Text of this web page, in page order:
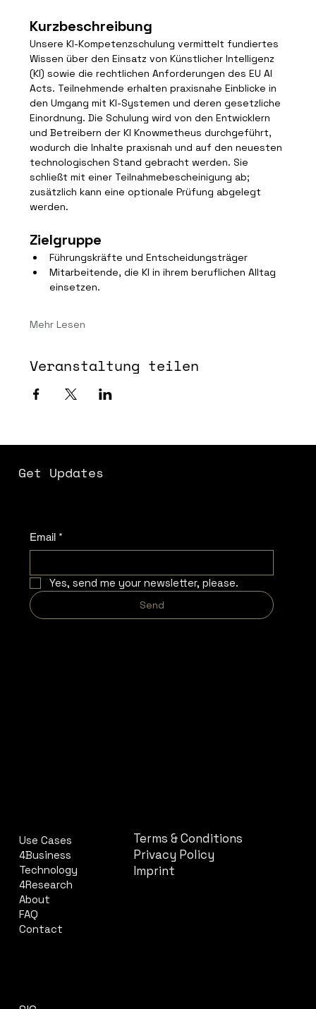
Kurzbeschreibung
Unsere KI-Kompetenzschulung vermittelt fundiertes
Wissen über den Einsatz von Künstlicher Intelligenz
(KI) sowie die rechtlichen Anforderungen des EU AI
Acts. Teilnehmende erhalten praxisnahe Einblicke in
den Umgang mit KI-Systemen und deren gesetzliche
Einordnung. Die Schulung wird von den Entwicklern
und Betreibern der KI Knowmetheus durchgeführt,
wodurch die Inhalte praxisnah und auf den neuesten
technologischen Stand gebracht werden. Sie
schließt mit einer Teilnahmebescheinigung ab;
zusätzlich kann eine optionale Prüfung abgelegt
werden.
Zielgruppe
Führungskräfte und Entscheidungsträger
Mitarbeitende, die KI in ihrem beruflichen Alltag
einsetzen.
Mehr Lesen
Veranstaltung teilen
Get Updates
Email *
Yes, send me your newsletter, please.
Send
Use Cases
4Business
Technology
4Research
About
FAQ
Contact
Terms & Conditions
Privacy Policy
Imprint